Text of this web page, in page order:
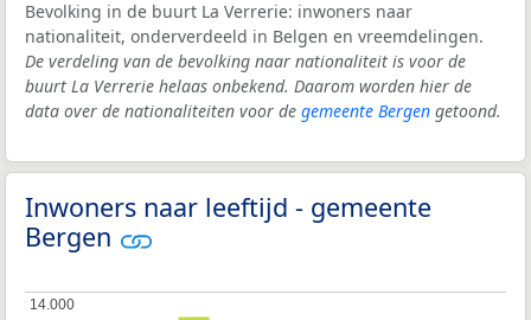
Bevolking in de buurt La Verrerie: inwoners naar
nationaliteit, onderverdeeld in Belgen en vreemdelingen.
De verdeling van de bevolking naar nationaliteit is voor de
buurt La Verrerie helaas onbekend. Daarom worden hier de
data over de nationaliteiten voor de gemeente Bergen getoond.
Inwoners naar leeftijd - gemeente
Bergen
14.000
14.000